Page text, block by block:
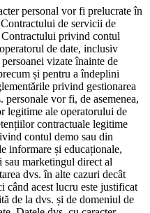
personal vor fi prelucrate în
de servicii de
privind contul
de date, inclusiv
vizate înainte de
și pentru a îndeplini
privind gestionarea
vor fi, de asemenea,
legitime ale operatorului de
contractuale legitime
contul demo sau din
informare și educaționale,
sau marketingul direct al
dvs. în alte cazuri decât
când acest lucru este justificat
de la dvs. și de domeniul de